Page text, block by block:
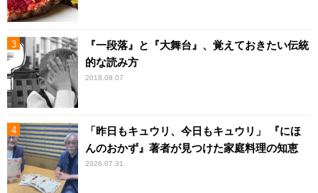
『一段落』と『大舞台』、覚えておきたい伝統
的な読み方
2018.08.07
「昨日もキュウリ、今日もキュウリ」 『にほ
んのおかず』著者が見つけた家庭料理の知恵
2026.07.31